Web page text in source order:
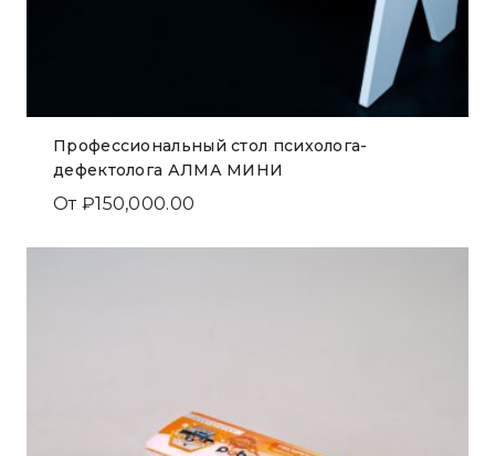
Профессиональный стол психолога-
дефектолога АЛМА МИНИ
От ₽150,000.00